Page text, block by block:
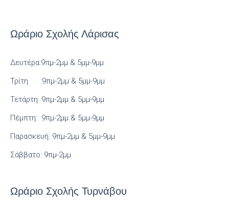
Ωράριο Σχολής Λάρισας
Δευτέρα:9πμ-2μμ & 5μμ-9μμ
Τρίτη :9πμ-2μμ & 5μμ-9μμ
Τετάρτη: 9πμ-2μμ & 5μμ-9μμ
Πέμπτη: 9πμ-2μμ & 5μμ-9μμ
Παρασκευή: 9πμ-2μμ & 5μμ-9μμ
Σάββατο: 9πμ-2μμ
Ωράριο Σχολής Τυρνάβου